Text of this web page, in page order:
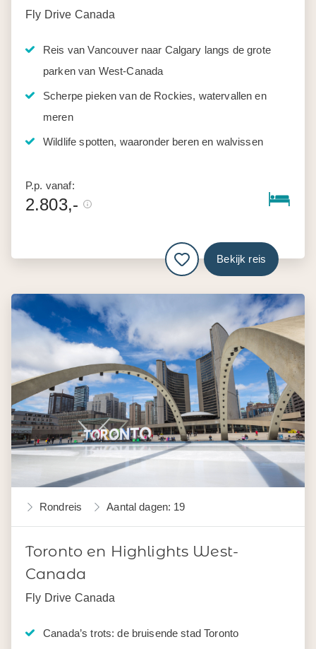
Fly Drive Canada
Reis van Vancouver naar Calgary langs de grote
parken van West-Canada
Scherpe pieken van de Rockies, watervallen en
meren
Wildlife spotten, waaronder beren en walvissen
P.p. vanaf:
2.803,-
Bekijk reis
Rondreis Aantal dagen: 19
Toronto en Highlights West-
Canada
Fly Drive Canada
Canada’s trots: de bruisende stad Toronto